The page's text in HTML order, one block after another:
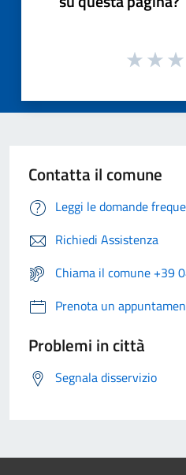
Contatta il comune
Leggi le domande
Richiedi Assistenza
Chiama il comune +39
Prenota un
Problemi in città
Segnala disservizio